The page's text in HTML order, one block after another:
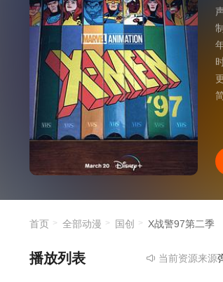
首页 全部动漫 国创 X战警97第二季
播放列表 当前资源来源弹幕云-